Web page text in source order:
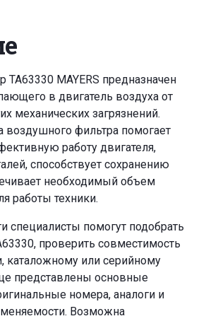
MAYERS предназначен
в двигатель воздуха от
механических загрязнений.
воздушного фильтра помогает
работу двигателя,
способствует сохранению
необходимый объем
работы техники.
специалисты помогут подобрать
проверить совместимость
каталожному или серийному
представлены основные
номера, аналоги и
Возможна